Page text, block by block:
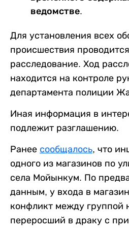
ведомстве.
Для установления всех
происшествия
расследование. Ход
находится на контроле
департамента полиции
Иная информация в
подлежит разглашению.
Ранее сообщалось, что
одного из магазинов по
села Мойынкум. По
данным, у входа в
конфликт между группой
переросший в драку с